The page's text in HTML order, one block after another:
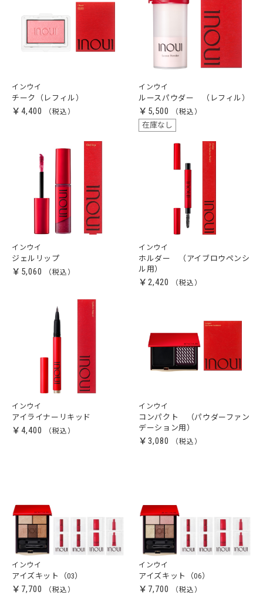
インウイ
チーク（レフィル）
￥4,400
インウイ
ルースパウダー （レフィル）
￥5,500
在庫なし
インウイ
ジェルリップ
￥5,060
インウイ
ホルダー （アイブロウペンシ
ル用）
￥2,420
インウイ
アイライナーリキッド
￥4,400
インウイ
コンパクト （パウダーファン
デーション用）
￥3,080
インウイ
アイズキット（03）
￥7,700
インウイ
アイズキット（06）
￥7,700